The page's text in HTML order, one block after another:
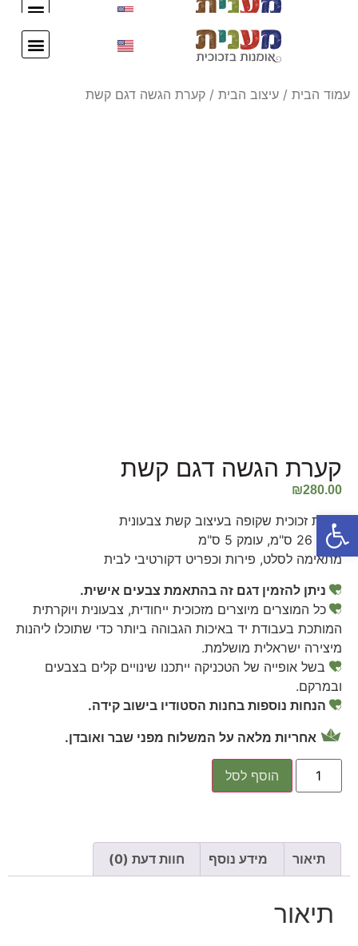
עמוד הבית / עיצוב הבית / קערת הגשה דגם קשת
קערת הגשה דגם קשת
₪280.00
קערת זכוכית שקופה בעיצוב קשת צבעונית
קוטר 26 ס"מ, עומק 5 ס"מ
מתאימה לסלט, פירות וכפריט דקורטיבי לבית
ניתן להזמין דגם זה בהתאמת צבעים אישית.
כל המוצרים מיוצרים מזכוכית ייחודית, צבעונית ויוקרתית
המותכת בעבודת יד באיכות הגבוהה ביותר כדי שתוכלו ליהנות
מיצירה ישראלית מושלמת.
בשל אופייה של הטכניקה ייתכנו שינויים קלים בצבעים
ובמרקם.
הנחות נוספות בחנות הסטודיו בישוב קידה.
אחריות מלאה על המשלוח מפני שבר ואובדן.
הוסף לסל
תיאור מידע נוסף חוות דעת (0)
תיאור
פתח סרגל נגישות